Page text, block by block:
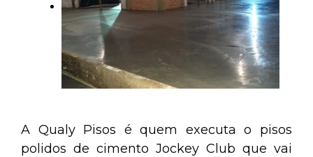
A Qualy Pisos é quem executa o pisos
polidos de cimento Jockey Club que vai